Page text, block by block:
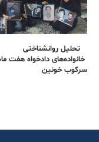
تحلیل روانشناختی
خانواده‌های دادخواه هفت
سرکوب خونین